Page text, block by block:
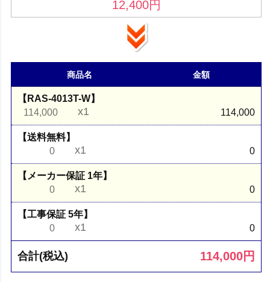
12,400円
商品名 金額
【RAS-4013T-W】
114,000
x1 114,000
【送料無料】
0
x1 0
【メーカー保証 1年】
0
x1 0
【工事保証 5年】
0
x1 0
合計(税込) 114,000円